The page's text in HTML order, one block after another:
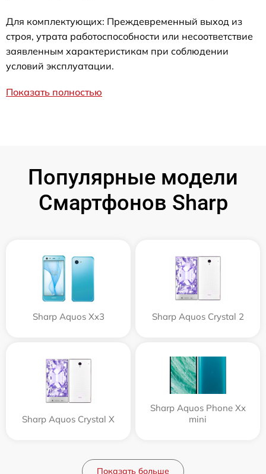
Для комплектующих: Преждевременный выход из
строя, утрата работоспособности или несоответствие
заявленным характеристикам при соблюдении
условий эксплуатации.
Показать полностью
Популярные модели
Смартфонов Sharp
Sharp Aquos Xx3 Sharp Aquos Crystal 2
Sharp Aquos Crystal X
Sharp Aquos Phone Xx
mini
Показать больше